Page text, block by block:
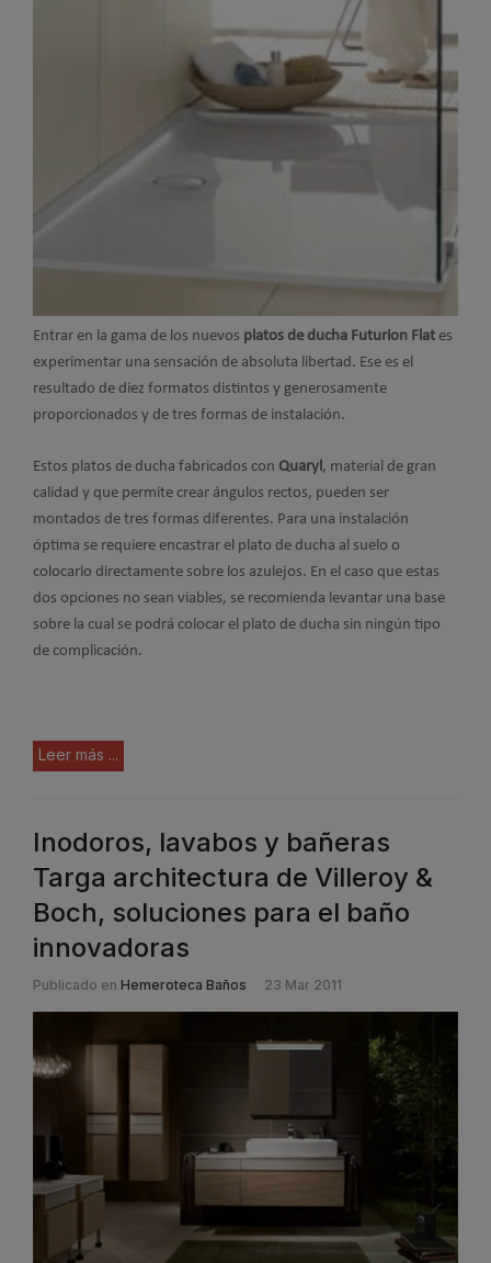
Entrar en la gama de los nuevos platos de ducha Futurion Flat es
experimentar una sensación de absoluta libertad. Ese es el
resultado de diez formatos distintos y generosamente
proporcionados y de tres formas de instalación.
Estos platos de ducha fabricados con Quaryl , material de gran
calidad y que permite crear ángulos rectos, pueden ser
montados de tres formas diferentes. Para una instalación
óptima se requiere encastrar el plato de ducha al suelo o
colocarlo directamente sobre los azulejos. En el caso que estas
dos opciones no sean viables, se recomienda levantar una base
sobre la cual se podrá colocar el plato de ducha sin ningún tipo
de complicación.
Leer más ...
Inodoros, lavabos y bañeras
Targa architectura de Villeroy &
Boch, soluciones para el baño
innovadoras
Publicado en Hemeroteca Baños 23 Mar 2011